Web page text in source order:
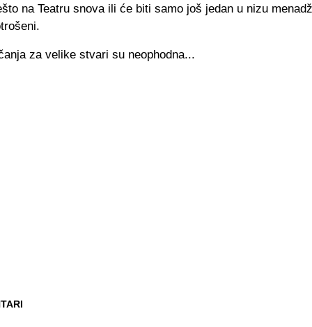
na Teatru snova ili će biti samo još jedan u nizu
za velike stvari su neophodna...